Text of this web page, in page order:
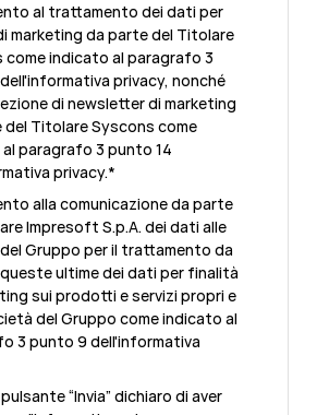
al trattamento dei dati per
marketing da parte del Titolare
come indicato al paragrafo 3
privacy, nonché
di newsletter di marketing
del Titolare Syscons come
paragrafo 3 punto 14
privacy.*
alla comunicazione da parte
Impresoft S.p.A. dei dati alle
Gruppo per il trattamento da
ultime dei dati per finalità
sui prodotti e servizi propri e
del Gruppo come indicato al
3 punto 9 dell'informativa
“Invia” dichiaro di aver